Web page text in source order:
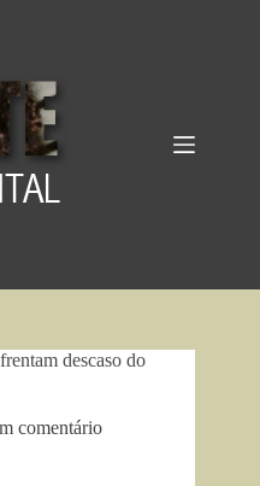
descaso do
comentário